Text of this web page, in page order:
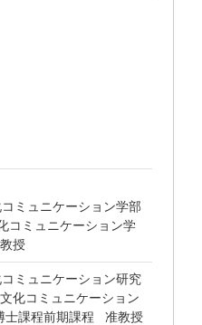
ミュニケーション学部
コミュニケーション学
授
ミュニケーション研究
化コミュニケーション
士課程前期課程 准教授